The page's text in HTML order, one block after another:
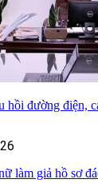
hồi đường điện,